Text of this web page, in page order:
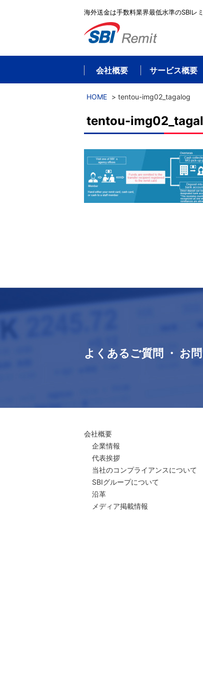
海外送金は手数料業界最低水準のSBIレ
会社概要 サービス概要
HOME > tentou-img02_tagalog
tentou-
よくあるご質問 ・ お
会社概要
企業情報
代表挨拶
当社のコンプライアンスについて
SBIグループについて
沿革
メディア掲載情報